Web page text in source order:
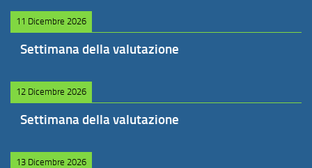
11 Dicembre 2026
Settimana della valutazione
12 Dicembre 2026
Settimana della valutazione
13 Dicembre 2026